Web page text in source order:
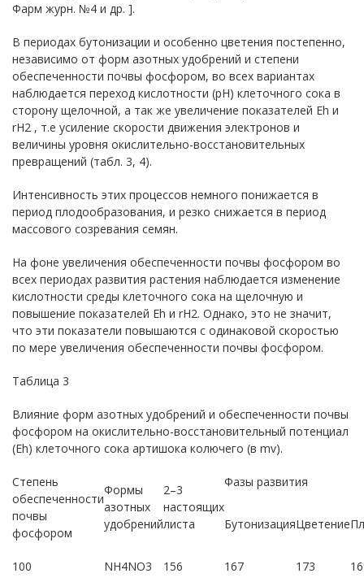
Фарм журн. №4 и др. ].
В периодах бутонизации и особенно цветения постепенно,
независимо от форм азотных удобрений и степени
обеспеченности почвы фосфором, во всех вариантах
наблюдается переход кислотности (рН) клеточного сока в
сторону щелочной, а так же увеличение показателей Еh и
rH2 , т.е усиление скорости движения электронов и
величины уровня окислительно-восстановительных
превращений (табл. 3, 4).
Интенсивность этих процессов немного понижается в
период плодообразования, и резко снижается в период
массового созревания семян.
На фоне увеличения обеспеченности почвы фосфором во
всех периодах развития растения наблюдается изменение
кислотности среды клеточного сока на щелочную и
повышение показателей Еh и rH2. Однако, это не значит,
что эти показатели повышаются с одинаковой скоростью
по мере увеличения обеспеченности почвы фосфором.
Таблица 3
Влияние форм азотных удобрений и обеспеченности почвы
фосфором на окислительно-восстановительный потенциал
(Еh) клеточного сока артишока колючего (в mv).
Степень
обеспеченности
почвы
фосфором
Формы
азотных
удобрений
2–3
настоящих
листа
Фазы развития
БутонизацияЦветение
100 NH4NO3 156 167 173